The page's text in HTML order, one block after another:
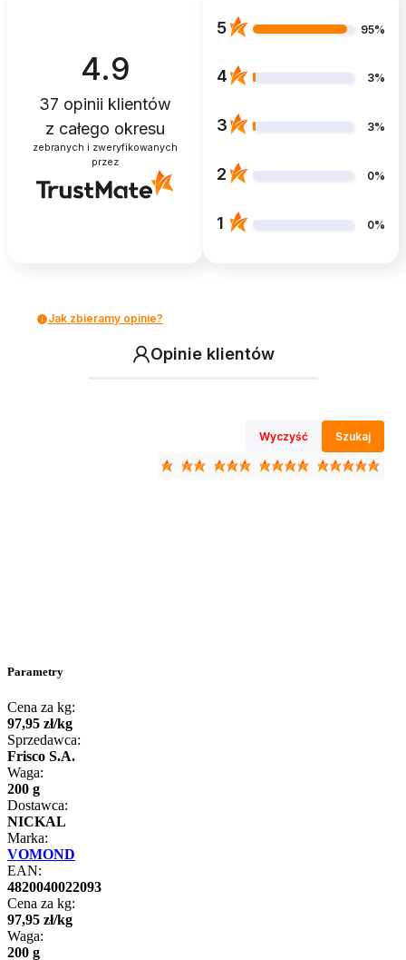
4.9
37 opinii klientów
z całego okresu
zebranych i zweryfikowanych
przez
5 95%
4 3%
3 3%
2 0%
1 0%
Jak zbieramy opinie?
Opinie klientów
Wyczyść Szukaj
Parametry
Cena za kg:
97,95 zł/kg
Sprzedawca:
Frisco S.A.
Waga:
200 g
Dostawca:
NICKAL
Marka:
VOMOND
EAN:
4820040022093
Cena za kg:
97,95 zł/kg
Waga:
200 g